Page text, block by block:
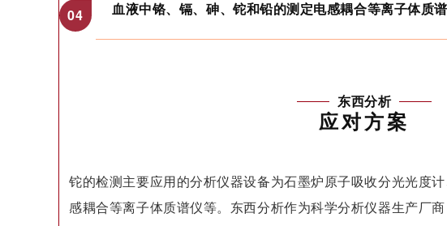
04 血液中铬、镉、砷、铊和铅的测定电感耦合等离子体质
东西分析
应对方案
铊的检测主要应用的分析仪器设备为石墨炉原子吸收分光光度
感耦合等离子体质谱仪等。东西分析作为科学分析仪器生产厂